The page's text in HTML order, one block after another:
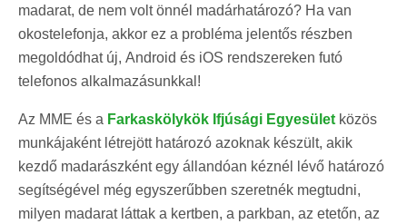
madarat, de nem volt önnél madárhatározó? Ha van
okostelefonja, akkor ez a probléma jelentős részben
megoldódhat új, Android és iOS rendszereken futó
telefonos alkalmazásunkkal!
Az MME és a Farkaskölykök Ifjúsági Egyesület közös
munkájaként létrejött határozó azoknak készült, akik
kezdő madarászként egy állandóan kéznél lévő határozó
segítségével még egyszerűbben szeretnék megtudni,
milyen madarat láttak a kertben, a parkban, az etetőn, az